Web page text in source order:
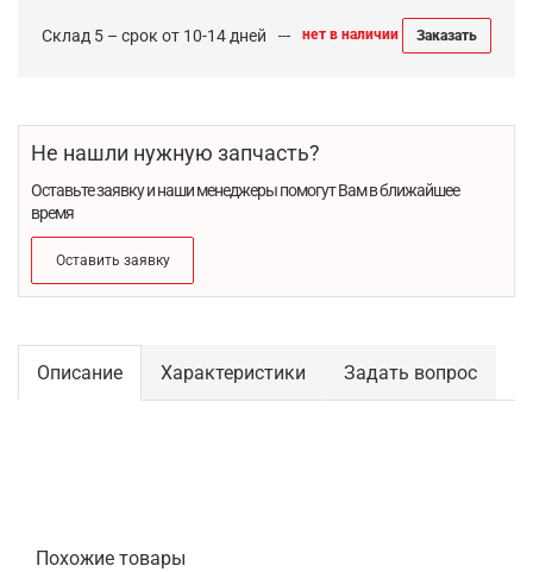
Склад 5 – срок от 10-14 дней нет в наличии Заказать
Не нашли нужную запчасть?
Оставьте заявку и наши менеджеры помогут Вам в ближайшее
время
Оставить заявку
Описание Характеристики Задать вопрос
Похожие товары